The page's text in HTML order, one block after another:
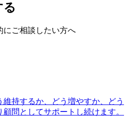
る
にご相談したい方へ
持するか、どう増やすか、どう
問としてサポートし続けます。